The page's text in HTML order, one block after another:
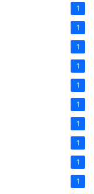
1
1
1
1
1
1
1
1
1
1